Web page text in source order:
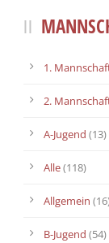
1.
2.
A-Jugend (13)
Alle(118)
Allgemein
B-Jugend (54)